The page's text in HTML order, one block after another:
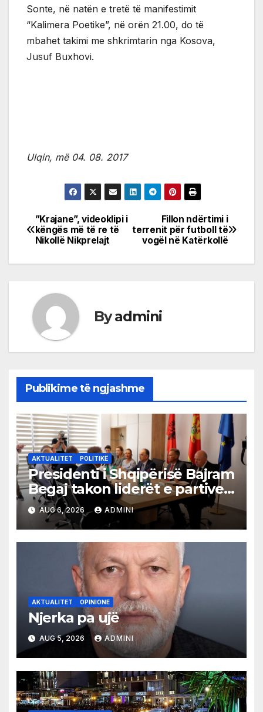
Sonte, në natën e tretë të manifestimit
“Kalimera Poetike”, në orën 21.00, do të
mbahet takimi me shkrimtarin nga Kosova,
Jusuf Buxhovi.
Ulqin, më 04. 08. 2017
Post
navigation
Fillon ndërtimi i
terrenit për futboll të
vogël në Katërkollë
”Krajane”, videoklipi i
këngës më të re të
Nikollë Nikprelajt
Byadmini
Publikime të ngjashme
AKTUALITET POLITIKË
Presidenti i Shqipërisë Bajram
Begaj takon liderët e partive
shqiptare në Ulqin
AUG 6, 2026 ADMINI
AKTUALITET OPINIONE
Njerka pa ujë
AUG 5, 2026 ADMINI